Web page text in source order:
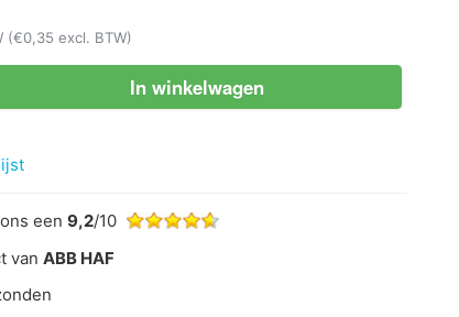
(€0,35 excl. BTW)
In winkelwagen
een 9,2/10
van ABB HAF